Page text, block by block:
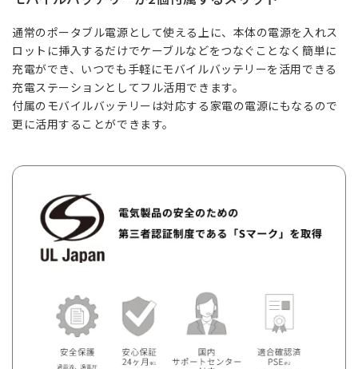
通常のポータブル電源として使える上に、本体の電源を入れス
ロットに挿入するだけでケーブルなどをつなぐことなく簡単に
充電ができ、いつでも手軽にモバイルバッテリーを活用できる
充電ステーションとしてフル活用できます。
付属のモバイルバッテリーは対応する家電の電源にもなるので
更に活用することができます。